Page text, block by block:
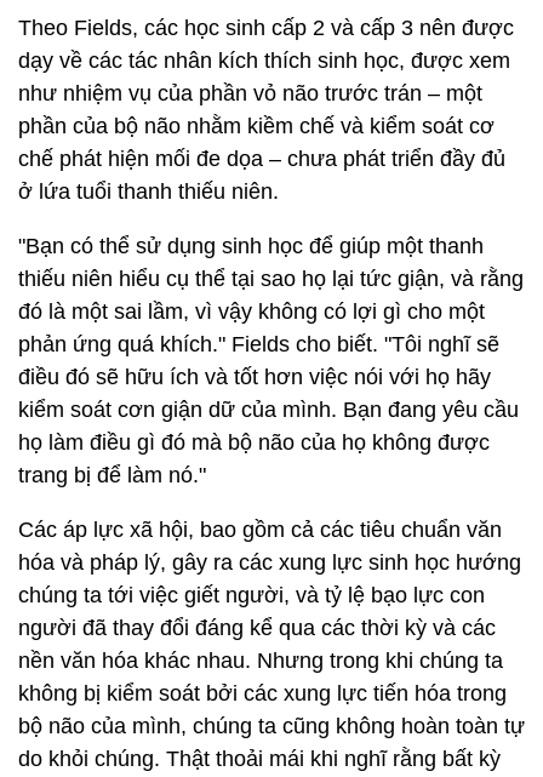
Theo Fields, các học sinh cấp 2 và cấp 3 nên được
dạy về các tác nhân kích thích sinh học, được xem
như nhiệm vụ của phần vỏ não trước trán – một
phần của bộ não nhằm kiềm chế và kiểm soát cơ
chế phát hiện mối đe dọa – chưa phát triển đầy đủ
ở lứa tuổi thanh thiếu niên.
"Bạn có thể sử dụng sinh học để giúp một thanh
thiếu niên hiểu cụ thể tại sao họ lại tức giận, và rằng
đó là một sai lầm, vì vậy không có lợi gì cho một
phản ứng quá khích." Fields cho biết. "Tôi nghĩ sẽ
điều đó sẽ hữu ích và tốt hơn việc nói với họ hãy
kiểm soát cơn giận dữ của mình. Bạn đang yêu cầu
họ làm điều gì đó mà bộ não của họ không được
trang bị để làm nó."
Các áp lực xã hội, bao gồm cả các tiêu chuẩn văn
hóa và pháp lý, gây ra các xung lực sinh học hướng
chúng ta tới việc giết người, và tỷ lệ bạo lực con
người đã thay đổi đáng kể qua các thời kỳ và các
nền văn hóa khác nhau. Nhưng trong khi chúng ta
không bị kiểm soát bởi các xung lực tiến hóa trong
bộ não của mình, chúng ta cũng không hoàn toàn tự
do khỏi chúng. Thật thoải mái khi nghĩ rằng bất kỳ